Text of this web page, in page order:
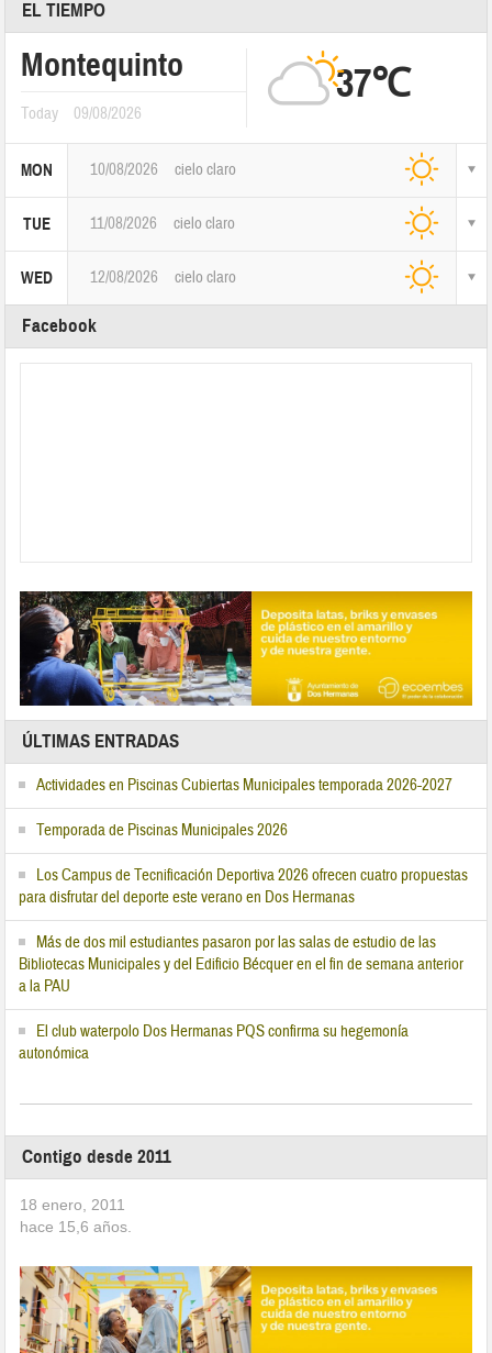
EL TIEMPO
Montequinto
Today 09/08/2026
37℃
MON 10/08/2026 cielo claro
TUE 11/08/2026 cielo claro
WED 12/08/2026 cielo claro
Facebook
ÚLTIMAS ENTRADAS
Actividades en Piscinas Cubiertas Municipales temporada 2026-2027
Temporada de Piscinas Municipales 2026
Los Campus de Tecnificación Deportiva 2026 ofrecen cuatro propuestas
para disfrutar del deporte este verano en Dos Hermanas
Más de dos mil estudiantes pasaron por las salas de estudio de las
Bibliotecas Municipales y del Edificio Bécquer en el fin de semana anterior
a la PAU
El club waterpolo Dos Hermanas PQS confirma su hegemonía
autonómica
Contigo desde 2011
18 enero, 2011
hace 15,6 años.